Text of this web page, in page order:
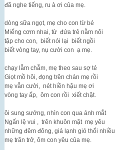
đã nghe tiếng, ru à ơi của mẹ.
dòng sữa ngọt, mẹ cho con từ bé
Miếng cơm nhai, từ đứa trẻ nằm nôi
tập cho con, biết nói lại biết ngồi
biết vòng tay, nụ cười con ạ mẹ.
chạy lẫm chẫm, mẹ theo sau sợ té
Giọt mồ hôi, đọng trên chán mẹ rồi
mẹ vẫn cười, nét hiền hậu mẹ ơi
vòng tay ấp, ôm con rồi xiết chặt.
ôi sung sướng, nhìn con qua ánh mắt
Ngấn lệ vui , trên khuôn mặt mẹ yêu
những đêm đông, giá lạnh gió thổi nhiều
mẹ trăn trở, ôm con yêu của mẹ.